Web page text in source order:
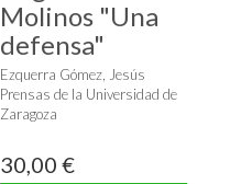
Molinos "Una
defensa"
Ezquerra Gómez, Jesús
Prensas de la Universidad de
Zaragoza
30,00 €